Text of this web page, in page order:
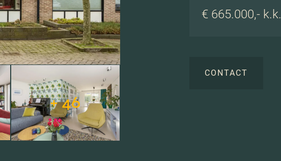
+ 46
€ 665.000,- k.k.
CONTACT